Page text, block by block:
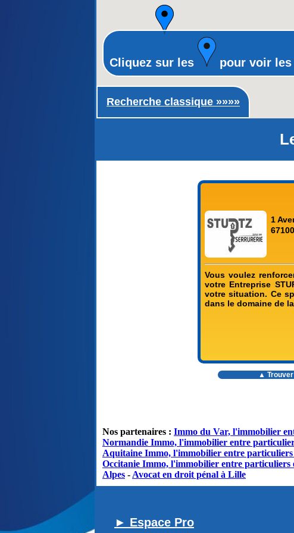
Recherche classique ►
Recherche classique »»»»
Cliquez sur les pour voir les
1
67100
Vous voulez
votre Entreprise
votre situation. Ce
dans le domaine de
▲
Nos partenaires : Immo du Var, l'immobilier
Normandie Immo, l'immobilier entre
Aquitaine Immo, l'immobilier entre
Occitanie Immo, l'immobilier entre particuliers
Alpes - Avocat en droit pénal à Lille
► Espace Pro